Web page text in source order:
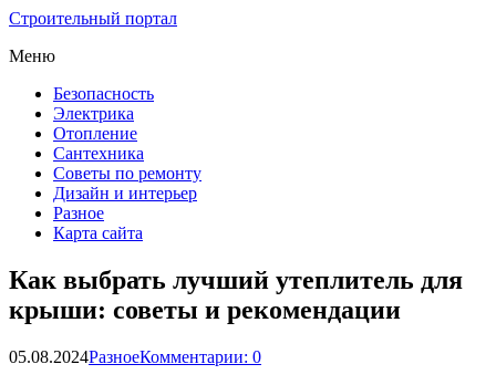
Строительный портал
Меню
Безопасность
Электрика
Отопление
Сантехника
Советы по ремонту
Дизайн и интерьер
Разное
Карта сайта
Как выбрать лучший утеплитель для
крыши: советы и рекомендации
05.08.2024РазноеКомментарии: 0